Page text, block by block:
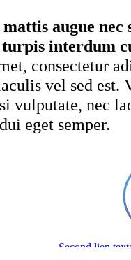
mattis augue nec
interdum
consectetur
vel sed est.
vulputate, nec
eget semper.
Second lien